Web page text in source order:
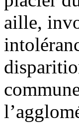
aille,